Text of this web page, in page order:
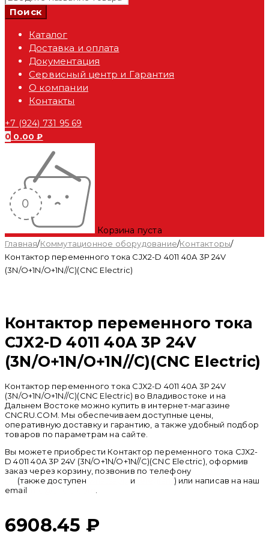
Каталог
Доставка и оплата
Документация
Сервисный центр и Гарантия
О компании
Контакты
+7 (924) 731 95 69
0 0.00₽
Корзина пуста
Главная/Коммутационное оборудование/Контакторы/
Контактор переменного тока CJX2-D 4011 40A 3P 24V
(3N/O+1N/O+1N//C)(CNC Electric)
Контактор переменного тока
CJX2-D 4011 40A 3P 24V
(3N/O+1N/O+1N//C)(CNC Electric)
Контактор переменного тока CJX2-D 4011 40A 3P 24V
(3N/O+1N/O+1N//C)(CNC Electric) во Владивостоке и на
Дальнем Востоке можно купить в интернет-магазине
CNCRU.COM. Мы обеспечиваем доступные цены,
оперативную доставку и гарантию, а также удобный подбор
товаров по параметрам на сайте.
Вы можете приобрести Контактор переменного тока CJX2-
D 4011 40A 3P 24V (3N/O+1N/O+1N//C)(CNC Electric), оформив
заказ через корзину, позвонив по телефону
(также доступен и
) или написав на наш
email
6908.45 ₽